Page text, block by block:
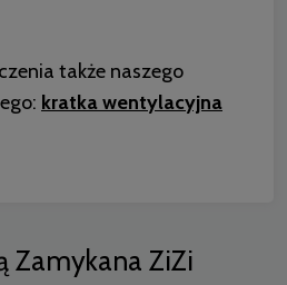
także naszego
kratka wentylacyjna
Zamykana ZiZi